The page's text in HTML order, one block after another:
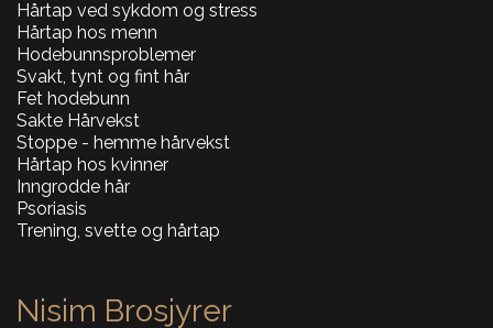
Hårtap ved sykdom og stress
Hårtap hos menn
Hodebunnsproblemer
Svakt, tynt og fint hår
Fet hodebunn
Sakte Hårvekst
Stoppe - hemme hårvekst
Hårtap hos kvinner
Inngrodde hår
Psoriasis
Trening, svette og hårtap
Nisim Brosjyrer